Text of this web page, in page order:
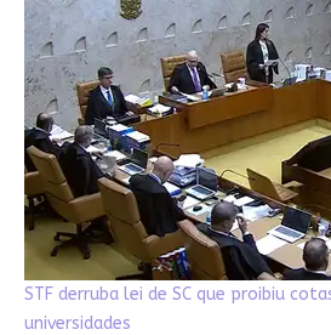
STF derruba lei de SC que proibiu
universidades